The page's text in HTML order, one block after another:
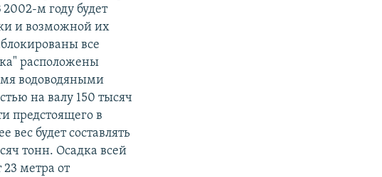
м году будет
и возможной их
все
расположены
водоводяными
на валу 150 тысяч
предстоящего в
будет составлять
тонн. Осадка всей
метра от